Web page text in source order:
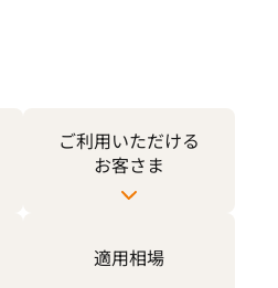
ご利用いただける
お客さま
適用相場